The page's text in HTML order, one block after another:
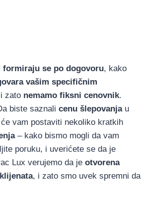
formiraju se po dogovoru, kako
vašim specifičnim
zato nemamo fiksni cenovnik.
biste saznali cenu šlepovanjau
vam postaviti nekoliko kratkih
– kako bismo mogli da vam
poruku, i uverićete se da je
Lux verujemo da je otvorena
, i zato smo uvek spremni da